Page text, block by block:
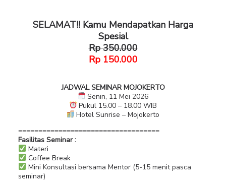
SELAMAT!! Kamu Mendapatkan Harga
Spesial
Rp 350.000
Rp 150.000
JADWAL SEMINAR MOJOKERTO
Senin, 11 Mei 2026
Pukul 15.00 – 18.00 WIB
Hotel Sunrise – Mojokerto
===================================
Fasilitas Seminar :
Materi
Coffee Break
Mini Konsultasi bersama Mentor (5-15 menit pasca
seminar)